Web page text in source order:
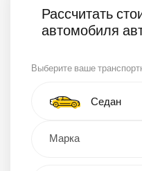
Рассчитать
автомобиля
Выберите ваше
Тип автомобиля
Седан
Кроссовер